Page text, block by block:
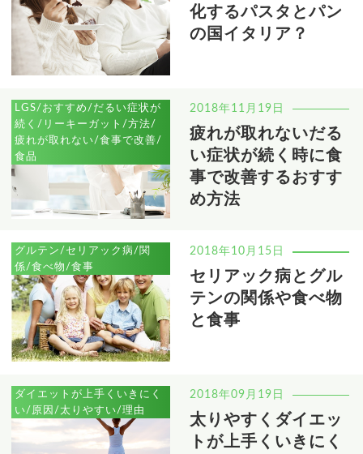
化するパスタとパン
の国イタリア？
LGS/おすすめ/だるい症状が
続く/リーキーガット/方法/
疲れが取れない/食事で改善/
食品
2018年11月19日
疲れが取れないだる
い症状が続く時に食
事で改善するおすす
め方法
グルテン/セリアック病/関
係/食べ物/食事
2018年10月15日
セリアック病とグル
テンの関係や食べ物
と食事
ダイエットが上手くいきにく
い/原因/太りやすい/理由
2018年09月19日
太りやすくダイエッ
トが上手くいきにく